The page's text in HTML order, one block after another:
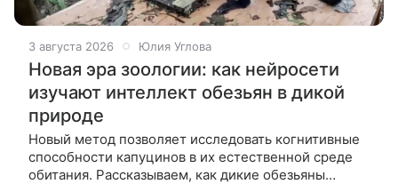
3 августа 2026 Юлия Углова
Новая эра зоологии: как нейросети
изучают интеллект обезьян в дикой
природе
Новый метод позволяет исследовать когнитивные
способности капуцинов в их естественной среде
обитания. Рассказываем, как дикие обезьяны